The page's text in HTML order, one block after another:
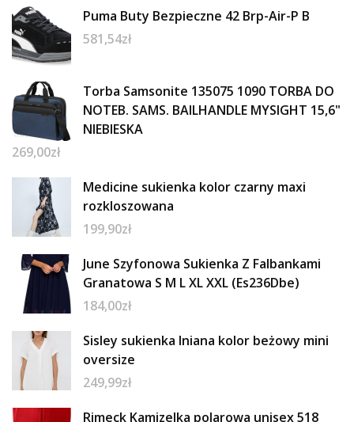
Puma Buty Bezpieczne 42 Brp-Air-P B
581,54zł
Torba Samsonite 135075 1090 TORBA DO
NOTEB. SAMS. BAILHANDLE MYSIGHT 15,6"
NIEBIESKA
269,00zł
Medicine sukienka kolor czarny maxi
rozkloszowana
199,90zł
June Szyfonowa Sukienka Z Falbankami
Granatowa S M L XL XXL (Es236Dbe)
184,00zł
Sisley sukienka lniana kolor beżowy mini
oversize
249,99zł
Rimeck Kamizelka polarowa unisex 518